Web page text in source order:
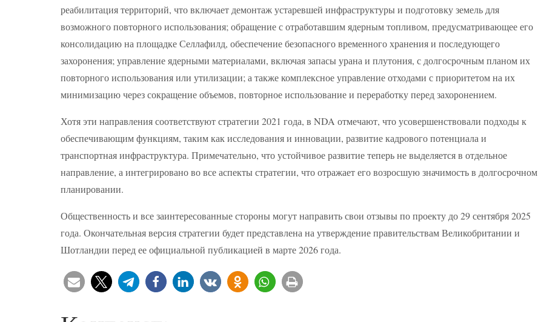
реабилитация территорий, что включает демонтаж устаревшей инфраструктуры и подготовку земель для
возможного повторного использования; обращение с отработавшим ядерным топливом, предусматривающее его
консолидацию на площадке Селлафилд, обеспечение безопасного временного хранения и последующего
захоронения; управление ядерными материалами, включая запасы урана и плутония, с долгосрочным планом их
повторного использования или утилизации; а также комплексное управление отходами с приоритетом на их
минимизацию через сокращение объемов, повторное использование и переработку перед захоронением.
Хотя эти направления соответствуют стратегии 2021 года, в NDA отмечают, что усовершенствовали подходы к
обеспечивающим функциям, таким как исследования и инновации, развитие кадрового потенциала и
транспортная инфраструктура. Примечательно, что устойчивое развитие теперь не выделяется в отдельное
направление, а интегрировано во все аспекты стратегии, что отражает его возросшую значимость в долгосрочном
планировании.
Общественность и все заинтересованные стороны могут направить свои отзывы по проекту до 29 сентября 2025
года. Окончательная версия стратегии будет представлена на утверждение правительствам Великобритании и
Шотландии перед ее официальной публикацией в марте 2026 года.